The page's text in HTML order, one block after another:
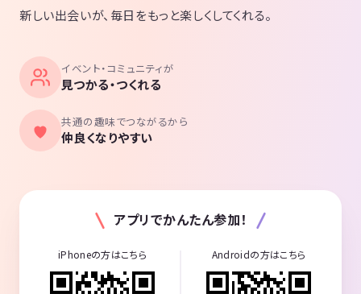
新しい出会いが、毎日をもっと楽しくしてくれる。
イベント・コミュニティが
見つかる・つくれる
共通の趣味でつながるから
仲良くなりやすい
アプリでかんたん参加！
iPhoneの方はこちら Androidの方はこちら